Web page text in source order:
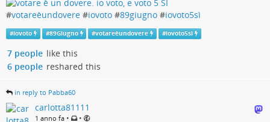
#votareèundovere #iovoto #89giugno #iovoto5sì
#iovoto #89Giugno #votareèundovere #iovoto5sì
7 people like this
6 people reshared this
in reply to Pabba60
carlotta81111
1 anno fa • •